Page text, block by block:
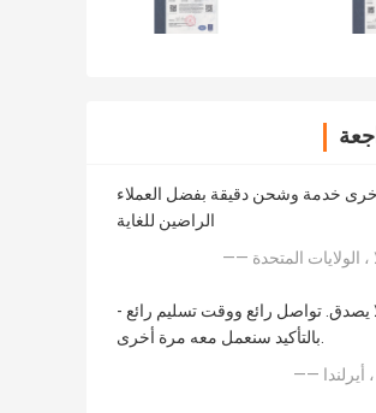
خدمة وشحن دقيقة بفضل العملاء
الراضين للغاية
، الولايات المتحدة
يصدق. تواصل رائع ووقت تسليم رائع -
بالتأكيد سنعمل معه مرة أخرى.
أيرلندا